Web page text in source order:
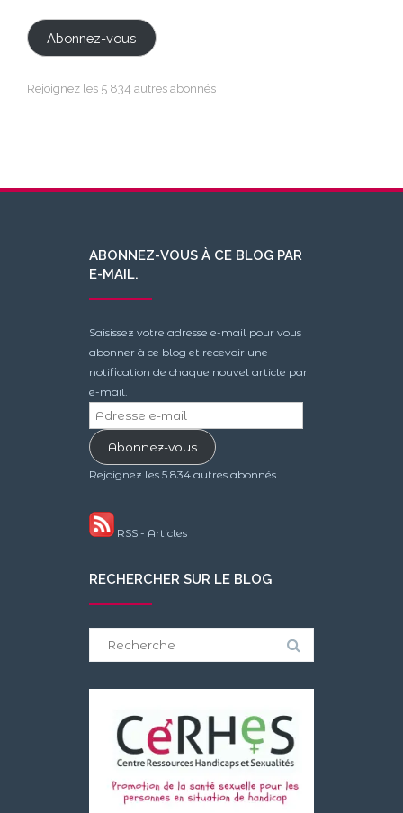
mail
Abonnez-vous
Rejoignez les 5 834 autres abonnés
ABONNEZ-VOUS À CE BLOG PAR
E-MAIL.
Saisissez votre adresse e-mail pour vous
abonner à ce blog et recevoir une
notification de chaque nouvel article par
e-mail.
Adresse
e-
mailAbonnez-vous
Rejoignez les 5 834 autres abonnés
RSS - Articles
RECHERCHER SUR LE BLOG